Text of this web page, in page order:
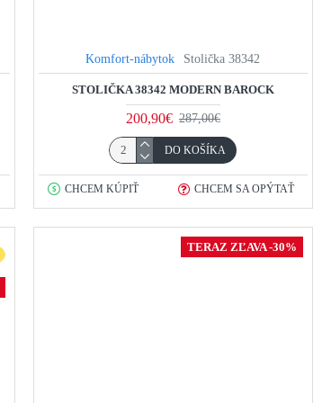
Komfort-nábytok Stolička 38342
STOLIČKA 38342 MODERN BAROCK
200,90€ 287,00€
DO KOŠÍKA
CHCEM KÚPIŤ CHCEM SA OPÝTAŤ
TERAZ ZĽAVA -30%